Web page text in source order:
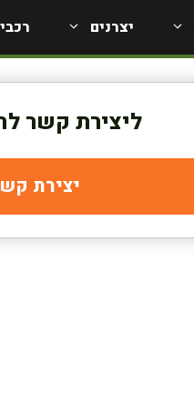
יצרנים
ליצירת קשר
יצירת